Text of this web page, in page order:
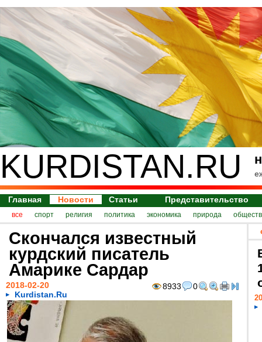
KURDISTAN.RU
Главная Новости Статьи Представительство
все спорт религия политика экономика природа
Скончался известный
курдский писатель
Амарике Сардар
8933 0
2018-02-20
Kurdistan.Ru